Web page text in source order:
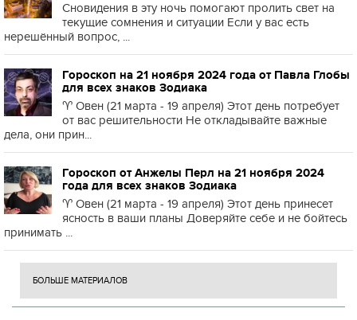
Сновидения в эту ночь помогают пролить свет на
текущие сомнения и ситуации Если у вас есть
нерешённый вопрос, ...
Гороскоп на 21 ноября 2024 года от Павла Глобы
для всех знаков Зодиака
♈️ Овен (21 марта - 19 апреля) Этот день потребует
от вас решительности Не откладывайте важные
дела, они прин...
Гороскоп от Анжелы Перл на 21 ноября 2024
года для всех знаков Зодиака
♈️ Овен (21 марта - 19 апреля) Этот день принесет
ясность в ваши планы Доверяйте себе и не бойтесь
принимать ...
БОЛЬШЕ МАТЕРИАЛОВ